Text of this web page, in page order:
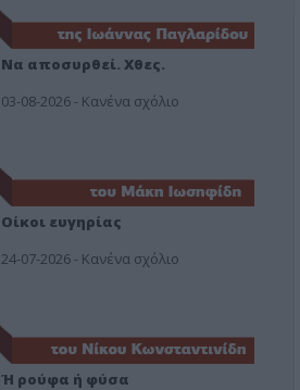
Να αποσυρθεί. Χθες.
03-08-2026 - Κανένα σχόλιο
Οίκοι ευγηρίας
24-07-2026 - Κανένα σχόλιο
Ή ρούφα ή φύσα